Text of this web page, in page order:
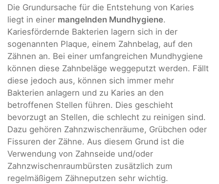
Die Grundursache für die Entstehung von Karies
liegt in einer mangelnden Mundhygiene.
Kariesfördernde Bakterien lagern sich in der
sogenannten Plaque, einem Zahnbelag, auf den
Zähnen an. Bei einer umfangreichen Mundhygiene
können diese Zahnbeläge weggeputzt werden. Fällt
diese jedoch aus, können sich immer mehr
Bakterien anlagern und zu Karies an den
betroffenen Stellen führen. Dies geschieht
bevorzugt an Stellen, die schlecht zu reinigen sind.
Dazu gehören Zahnzwischenräume, Grübchen oder
Fissuren der Zähne. Aus diesem Grund ist die
Verwendung von Zahnseide und/oder
Zahnzwischenraumbürsten zusätzlich zum
regelmäßigem Zähneputzen sehr wichtig.